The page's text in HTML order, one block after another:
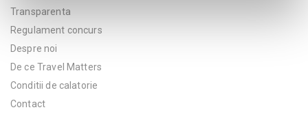
Transparenta
Regulament concurs
Despre noi
De ce Travel Matters
Conditii de calatorie
Contact